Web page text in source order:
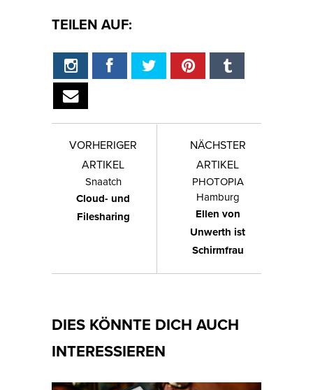
TEILEN AUF:
VORHERIGER
ARTIKEL
Snaatch
Cloud- und
Filesharing
NÄCHSTER
ARTIKEL
PHOTOPIA
Hamburg
Ellen von
Unwerth ist
Schirmfrau
DIES KÖNNTE DICH AUCH
INTERESSIEREN